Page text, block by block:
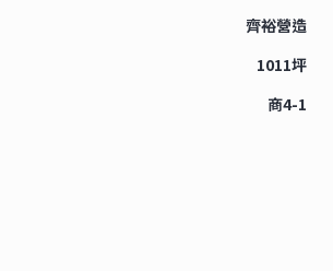
齊裕營造
1011坪
商4-1